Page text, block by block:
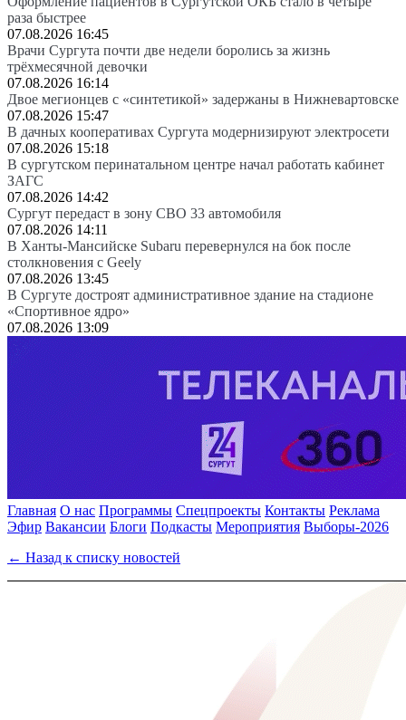
раза быстрее
07.08.2026 16:45
Врачи Сургута почти две недели боролись за жизнь
трёхмесячной девочки
07.08.2026 16:14
Двое мегионцев с «синтетикой» задержаны в Нижневартовске
07.08.2026 15:47
В дачных кооперативах Сургута модернизируют электросети
07.08.2026 15:18
В сургутском перинатальном центре начал работать кабинет
ЗАГС
07.08.2026 14:42
Сургут передаст в зону СВО 33 автомобиля
07.08.2026 14:11
В Ханты-Мансийске Subaru перевернулся на бок после
столкновения с Geely
07.08.2026 13:45
В Сургуте достроят административное здание на стадионе
«Спортивное ядро»
07.08.2026 13:09
Главная О нас Программы Спецпроекты Контакты Реклама
Эфир Вакансии Блоги Подкасты Мероприятия Выборы-2026
← Назад к списку новостей